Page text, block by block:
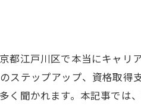
都江戸川区で本当にキャ
ステップアップ、資格取得
く聞かれます。本記事で